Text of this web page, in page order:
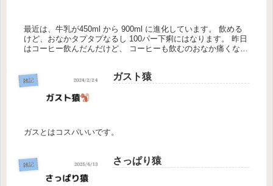
最近は、牛乳が450ml から 900ml に進化しています。 飲める
けど、おなかタプタプなるし 100パー下痢にはなります。 昨日
はコーヒー飲んだんだけど、 コーヒーも飲むのおなか痛くなる
雑記 ガスト猿
ガスとはコスパいいです。
雑記 さっぱり猿